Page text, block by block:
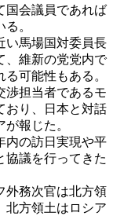
国会議員であれば
。
い馬場国対委員長
、維新の党党内で
可能性もある。
渉担当者であるモ
おり、日本と対話
報じた。
内の訪日実現や平
協議を行ってきた
外務次官は北方領
北方領土はロシア